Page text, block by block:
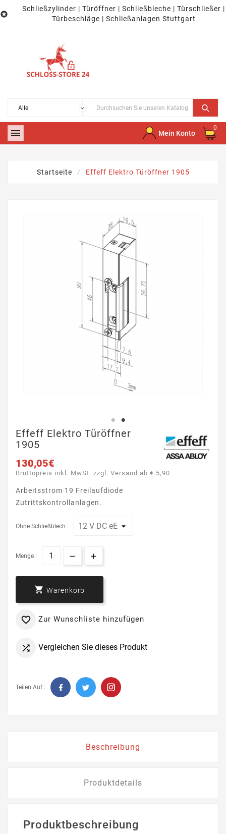

Schließzylinder | Türöffner | Schließbleche | Türschließer |
Türbeschläge | Schließanlagen Stuttgart
 Mein Konto
0
Startseite Effeff Elektro Türöffner 1905
Effeff Elektro Türöffner
1905
130,05€
Bruttopreis inkl. MwSt. zzgl. Versand ab € 5,90
Arbeitsstrom 19 Freilaufdiode
Zutrittskontrollanlagen.
Ohne Schließblech :
Menge :
 Warenkorb
 Zur Wunschliste hinzufügen
 Vergleichen Sie dieses Produkt
Teilen Auf :
Beschreibung
Produktdetails
Produktbeschreibung